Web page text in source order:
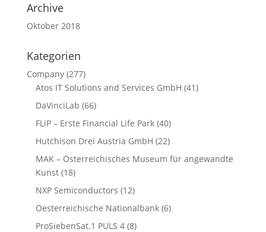
Archive
Oktober 2018
Kategorien
Company(277)
Atos IT Solutions and Services GmbH (41)
DaVinciLab (66)
FLiP – Erste Financial Life Park(40)
Hutchison Drei Austria GmbH (22)
MAK – Österreichisches Museum für angewandte
Kunst(18)
NXP Semiconductors (12)
Oesterreichische Nationalbank(6)
ProSiebenSat.1 PULS 4(8)